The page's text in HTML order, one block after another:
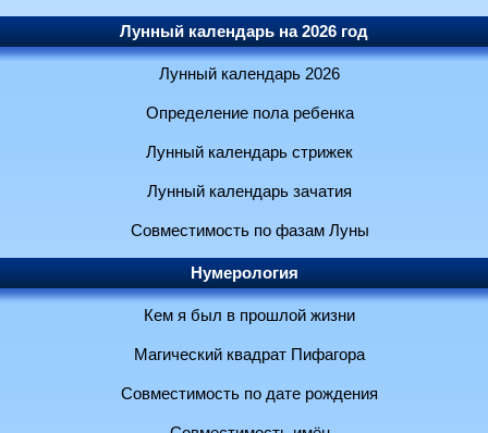
Лунный календарь на 2026 год
Лунный календарь 2026
Определение пола ребенка
Лунный календарь стрижек
Лунный календарь зачатия
Совместимость по фазам Луны
Нумерология
Кем я был в прошлой жизни
Магический квадрат Пифагора
Совместимость по дате рождения